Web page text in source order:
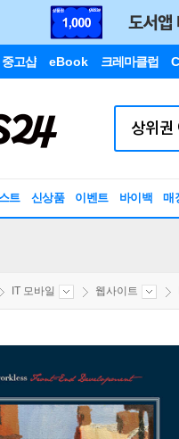
중고샵 eBook 크레마클럽
트 신상품 이벤트 바이백 매
IT 모바일 웹사이트